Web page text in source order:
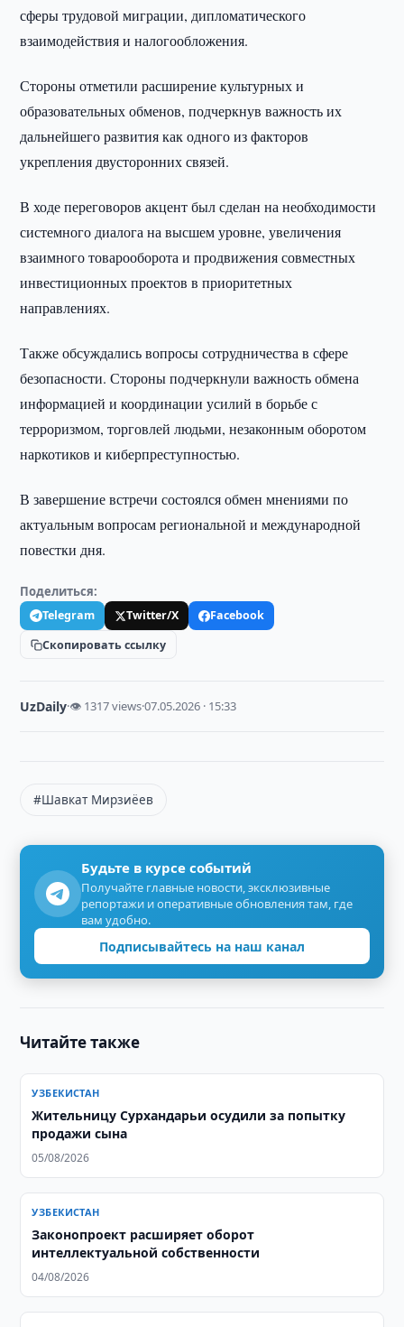
сферы трудовой миграции, дипломатического
взаимодействия и налогообложения.
Стороны отметили расширение культурных и
образовательных обменов, подчеркнув важность их
дальнейшего развития как одного из факторов
укрепления двусторонних связей.
В ходе переговоров акцент был сделан на необходимости
системного диалога на высшем уровне, увеличения
взаимного товарооборота и продвижения совместных
инвестиционных проектов в приоритетных
направлениях.
Также обсуждались вопросы сотрудничества в сфере
безопасности. Стороны подчеркнули важность обмена
информацией и координации усилий в борьбе с
терроризмом, торговлей людьми, незаконным оборотом
наркотиков и киберпреступностью.
В завершение встречи состоялся обмен мнениями по
актуальным вопросам региональной и международной
повестки дня.
Поделиться:
Telegram Twitter/X
Facebook
Скопировать ссылку
UzDaily·👁 1317 views·07.05.2026 · 15:33
#Шавкат Мирзиёев
Будьте в курсе событий
Получайте главные новости, эксклюзивные
репортажи и оперативные обновления там, где
вам удобно.
Подписывайтесь на наш канал
Читайте также
УЗБЕКИСТАН
Жительницу Сурхандарьи осудили за попытку
продажи сына
05/08/2026
УЗБЕКИСТАН
Законопроект расширяет оборот
интеллектуальной собственности
04/08/2026